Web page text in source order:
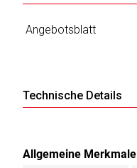
Angebotsblatt
Technische Details
Allgemeine Merkmale